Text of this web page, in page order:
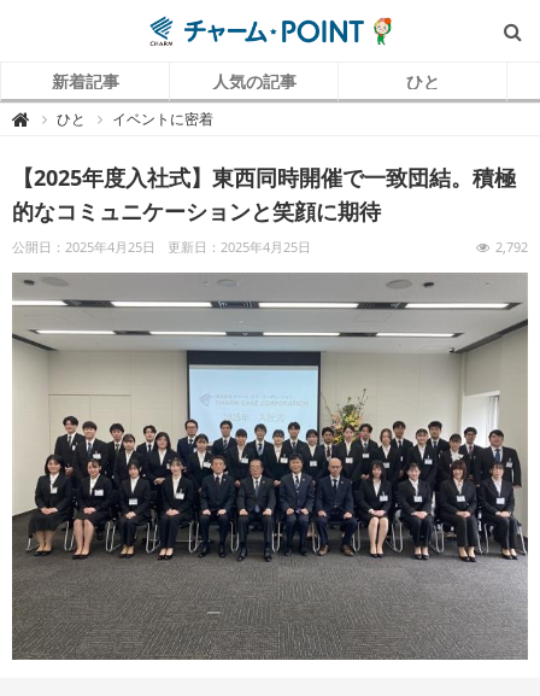
新着記事 人気の記事 ひと
 チ
P
O
I
N
（
ャ
ー
ム
イ
ン
リ
ア
ル
を
伝
え
る
情
報
メ
デ
ィ
ア
ひと イベントに密着
【2025年度入社式】東西同時開催で一致団結。積極
的なコミュニケーションと笑顔に期待
公開日：2025年4月25日 更新日：2025年4月25日 2,792